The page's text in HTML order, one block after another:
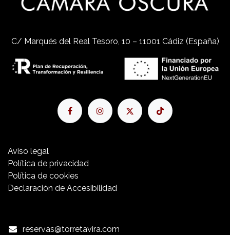
Aviso​ legal
Política de privacidad
Política de cookies
Declaración de Accesibilidad
C/ Marqués del Real Tesoro, 10 – 11001 Cádiz (España)
reservas@torretavira.com